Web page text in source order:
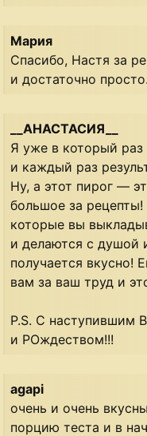
Мария
Спасибо, Настя за
и достаточно просто.
__АНАСТАСИЯ__
Я уже в который раз
и каждый раз
Ну, а этот пирог —
большое за
которые вы
и делаются с душой
получается
вам за ваш труд и
P.S. С наступившим
и РОждеством!!!
agapi
очень и очень
порцию теста и в